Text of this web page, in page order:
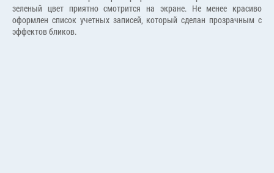
зеленый цвет приятно смотрится на экране. Не менее красиво
оформлен список учетных записей, который сделан прозрачным с
эффектов бликов.